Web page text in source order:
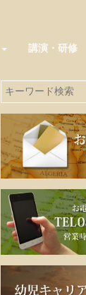
講演・研修